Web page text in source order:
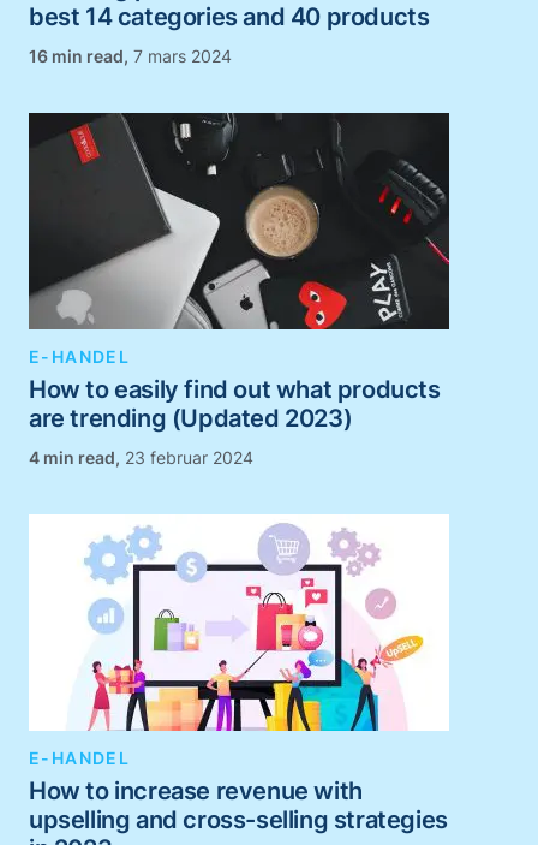
best 14 categories and 40 products
, 7 mars 2024
E-HANDEL
How to easily find out what products
are trending (Updated 2023)
, 23 februar 2024
E-HANDEL
How to increase revenue with
upselling and cross-selling strategies